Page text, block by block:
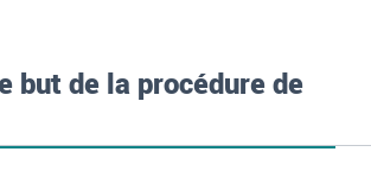
but de la procédure de